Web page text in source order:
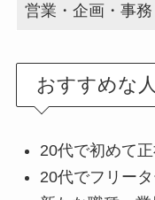
営業・企画・事
おすすめな人
20代で初めて
20代でフリー